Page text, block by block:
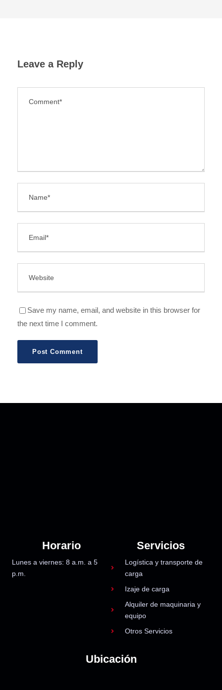
Leave a Reply
Save my name, email, and website in this browser for
the next time I comment.
Horario
Lunes a viernes: 8 a.m. a 5
p.m.
Servicios
Logística y transporte de
carga
Izaje de carga
Alquiler de maquinaria y
equipo
Otros Servicios
Ubicación